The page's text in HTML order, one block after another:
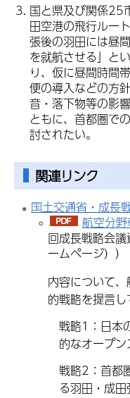
国と県及び関係25
田空港の飛行ルー
張後の羽田には昼
を就航させる」と
り、仮に昼間時間
便の導入などの方
音・落下物等の影
ともに、首都圏で
討されたい。
関連リンク
国土交通省・成長
航空分
回成長戦略会
ームページ））
内容について
的戦略を提言し
戦略1：日本
的なオープ
戦略2：首都
る羽田・成